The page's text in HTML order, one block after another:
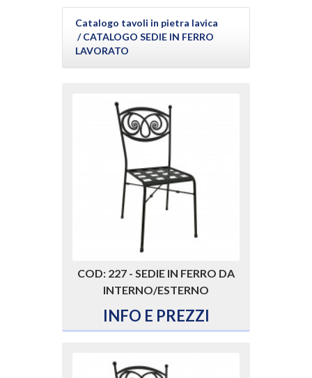
Catalogo tavoli in pietra lavica
/ CATALOGO SEDIE IN FERRO
LAVORATO
COD: 227 - SEDIE IN FERRO DA
INTERNO/ESTERNO
INFO E PREZZI